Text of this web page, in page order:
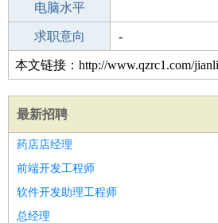
微信号码
电脑水平
外语水平
求职意向 -
本文链接：http://www.qzrc1.com/
最新招聘
药店店经理
前端开发工程师
软件开发助理工程师
总经理